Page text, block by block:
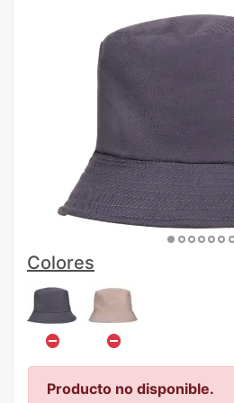
Colores
Producto no disponible.